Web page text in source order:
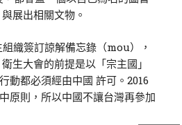
展出相關文物。
織簽訂諒解備忘錄（mou），
生大會的前提是以「宗主國」
動都必須經由中國 許可。2016
原則，所以中國不讓台灣再參加